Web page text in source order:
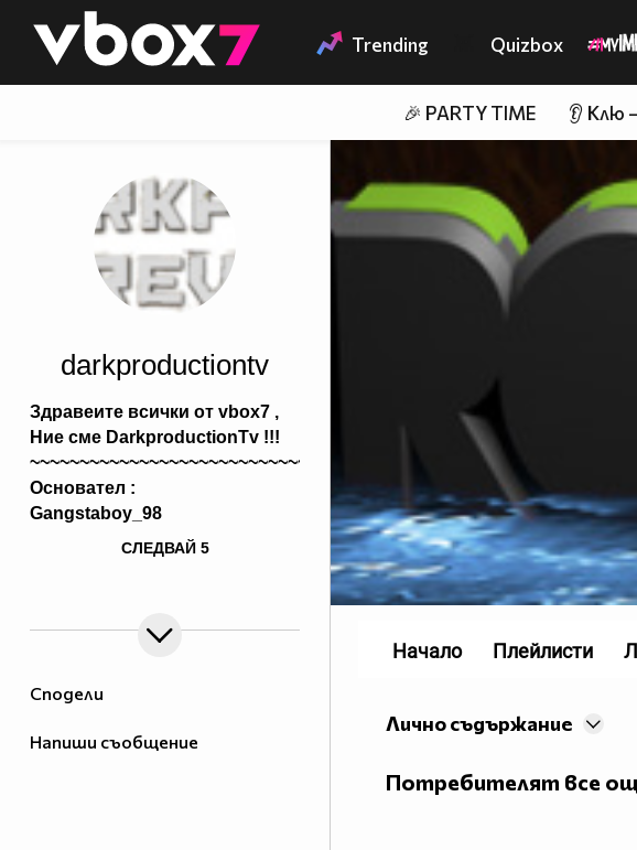
👾 Trending Quizbox
🎉 PARTY TIME 👂 Клю
Сподели
Напиши съобщение
darkproductiontv
Здравеите всички от vbox7 ,
Ние сме DarkproductionTv !!!
~~~~~~~~~~~~~~~~~~~~~~~~~~~~~~~~~~~~~~~~~~~~~~~~~~~~~~~~~~~~~
Основател :
Gangstaboy_98
href="http://goo.gl/CPMLT"
Помощници :
~~~~~~~~~~~~~~~~~~~~~~~~~~~~~~~~~~~~~~~~~~~~~~~~~~~~
СЛЕДВАЙ 5
Лично съдържание
Потребителят все
Начало Плейлисти